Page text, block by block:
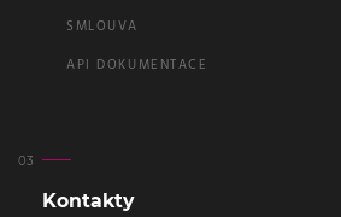
SMLOUVA
API DOKUMENTACE
Kontakty